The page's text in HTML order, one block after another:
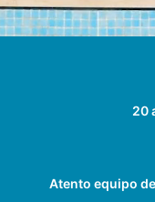
20
Atento equipo